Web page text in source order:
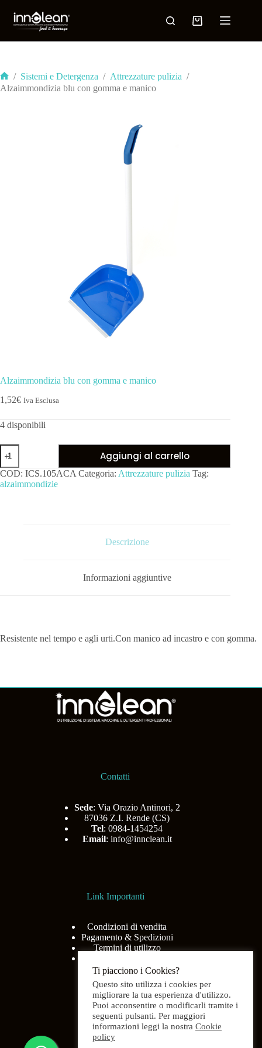
/ Sistemi e Detergenza / Attrezzature pulizia /
Alzaimmondizia blu con gomma e manico
Alzaimmondizia blu con gomma e manico
1,52€ Iva Esclusa
4 disponibili
Aggiungi al carrello
COD: ICS.105ACA Categoria: Attrezzature pulizia Tag:
alzaimmondizie
Descrizione
Informazioni aggiuntive
Resistente nel tempo e agli urti.Con manico ad incastro e con gomma.
Contatti
Sede: Via Orazio Antinori, 2
87036 Z.I. Rende (CS)
Tel: 0984-1454254
Email: info@innclean.it
Link Importanti
Condizioni di vendita
Pagamento & Spedizioni
Termini di utilizzo
Menù
Ti piacciono i Cookies?
Questo sito utilizza i cookies per
migliorare la tua esperienza d'utilizzo.
Puoi acconsentire o modificarli tramite i
seguenti pulsanti. Per maggiori
informazioni leggi la nostra Cookie
policy